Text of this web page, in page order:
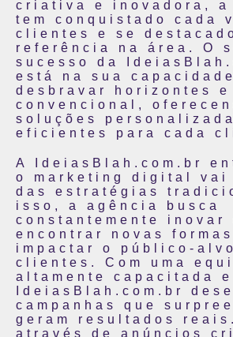
criativa e inovadora, a
tem conquistado cada
clientes e se
referência na área. O
sucesso da
está na sua
desbravar horizontes
convencional,
soluções
eficientes para cada
A IdeiasBlah.com.br
o marketing digital vai
das estratégias
isso, a agência busca
constantemente inovar
encontrar novas
impactar o público-
clientes. Com uma
altamente capacitada
IdeiasBlah.com.br
campanhas que
geram resultados
através de anúncios